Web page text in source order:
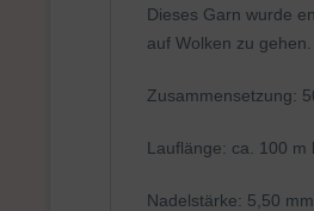
Dieses Garn wurde
auf Wolken zu
Zusammensetzung:
Lauflänge: ca. 100 m
Nadelstärke: 5,50